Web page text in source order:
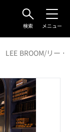
検索 メニュー
LEE BROOM/リー